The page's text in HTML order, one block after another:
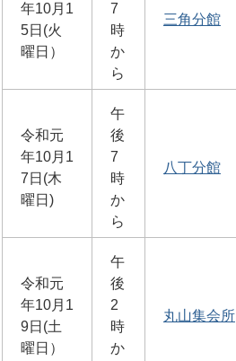
年10月1
5日(火
曜日）
7
時
か
ら
三角分館
令和元
年10月1
7日(木
曜日)
午
後
7
時
か
ら
八丁分館
令和元
年10月1
9日(土
曜日）
午
後
2
時
か
丸山集会所